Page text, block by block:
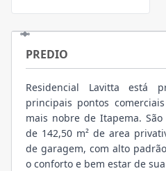
PREDIO
Residencial Lavitta está
principais pontos
mais nobre de Itapema.
de 142,50 m² de area
de garagem, com alto
o conforto e bem estar de